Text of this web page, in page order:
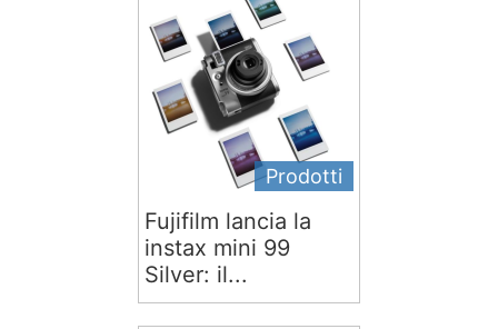
Prodotti
Fujifilm lancia la
instax mini 99
Silver: il...